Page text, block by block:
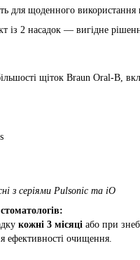
для щоденного
із 2 насадок — вигідне
щіток Braun Oral-B,
з серіями Pulsonic та iO
кожні 3 місяці або при
ефективності очищення.